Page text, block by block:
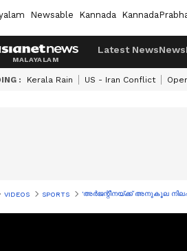
Newsable Kannada
Latest NewsNews
: Kerala Rain US - Iran Conflict
VIDEOS SPORTS 'അർജന്റീനയ്ക്ക് അനുകൂല